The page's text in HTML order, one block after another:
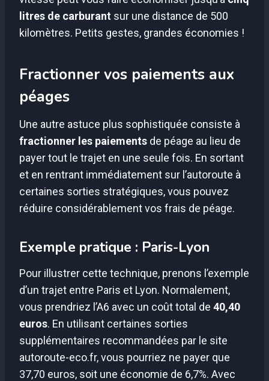
litres de carburant sur une distance de 500
kilomètres. Petits gestes, grandes économies !
Fractionner vos paiements aux
péages
Une autre astuce plus sophistiquée consiste à
fractionner les paiements de péage au lieu de
payer tout le trajet en une seule fois. En sortant
et en rentrant immédiatement sur l’autoroute à
certaines sorties stratégiques, vous pouvez
réduire considérablement vos frais de péage.
Exemple pratique : Paris-Lyon
Pour illustrer cette technique, prenons l’exemple
d’un trajet entre Paris et Lyon. Normalement,
vous prendriez l’A6 avec un coût total de 40,40
euros. En utilisant certaines sorties
supplémentaires recommandées par le site
autoroute-eco.fr, vous pourriez ne payer que
37,70 euros, soit une économie de 6,7%. Avec